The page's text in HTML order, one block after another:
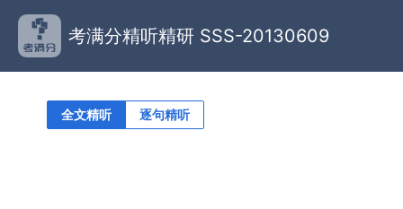
考满分精听精研 SSS-20130609
全文精听 逐句精听